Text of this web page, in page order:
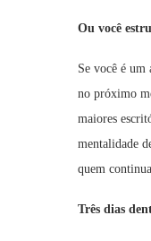
Ou você
Se você é um
no próximo
maiores
mentalidade
quem
Três dias